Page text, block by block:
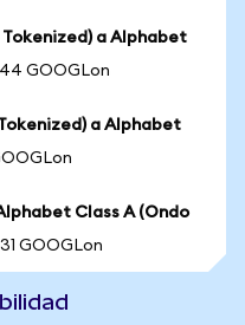
a Alphabet
GOOGLon
a Alphabet
Class A (Ondo
GOOGLon